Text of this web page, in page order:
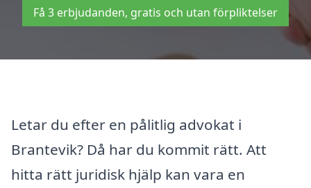
Få 3 erbjudanden, gratis och utan förpliktelser
Letar du efter en pålitlig advokat i
Brantevik? Då har du kommit rätt. Att
hitta rätt juridisk hjälp kan vara en